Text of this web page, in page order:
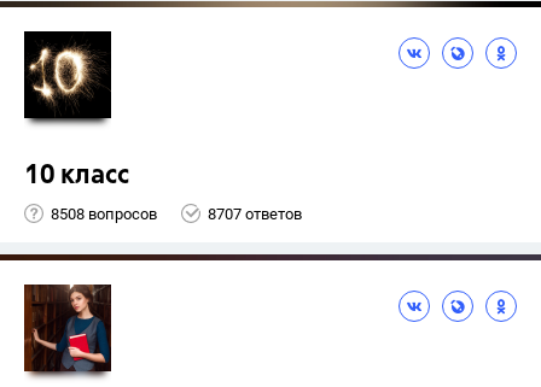
10 класс
8508 вопросов 8707 ответов